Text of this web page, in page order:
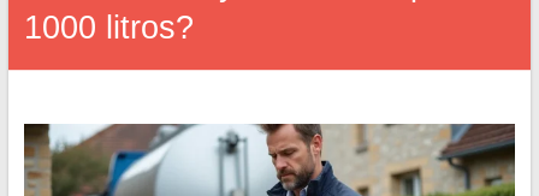
1000 litros?